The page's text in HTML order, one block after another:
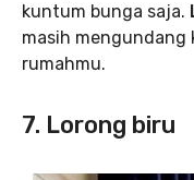
kuntum bunga saja.
masih mengundang
rumahmu.
7. Lorong biru